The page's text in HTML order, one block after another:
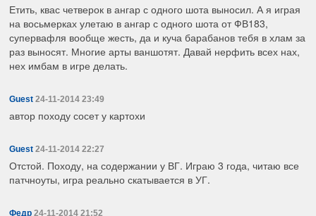
Етить, квас четверок в ангар с одного шота выносил. А я играя
на восьмерках улетаю в ангар с одного шота от ФВ183,
супервафля вообще жесть, да и куча барабанов тебя в хлам за
раз выносят. Многие арты ваншотят. Давай нерфить всех нах,
нех имбам в игре делать.
Guest 24-11-2014 23:49
автор походу сосет у картохи
Guest 24-11-2014 22:27
Отстой. Походу, на содержании у ВГ. Играю 3 года, читаю все
патчноуты, игра реально скатывается в УГ.
Федр 24-11-2014 21:52